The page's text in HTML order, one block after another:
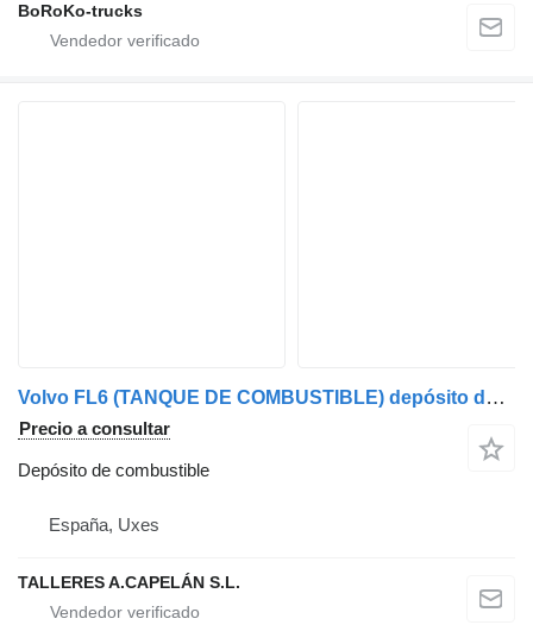
BoRoKo-trucks
Volvo FL6 (TANQUE DE COMBUSTIBLE) depósito de combustible para Volvo FL6 camión
Precio a consultar
Depósito de combustible
España, Uxes
TALLERES A.CAPELÁN S.L.